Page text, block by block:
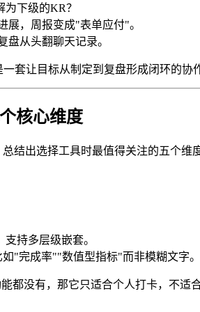
下级的KR？
，周报变成"表单应付"。
从头翻聊天记录。
套让目标从制定到复盘形成闭环的协
核心维度
结出选择工具时最值得关注的五个维度
支持多层级嵌套。
如"完成率""数值型指标"而非模糊文字。
都没有，那它只适合个人打卡，不适合